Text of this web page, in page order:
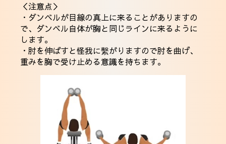
＜注意点＞
・ダンベルが目線の真上に来ることがありますの
で、ダンベル自体が胸と同じラインに来るように
します。
・肘を伸ばすと怪我に繫がりますので肘を曲げ、
重みを胸で受け止める意識を持ちます。